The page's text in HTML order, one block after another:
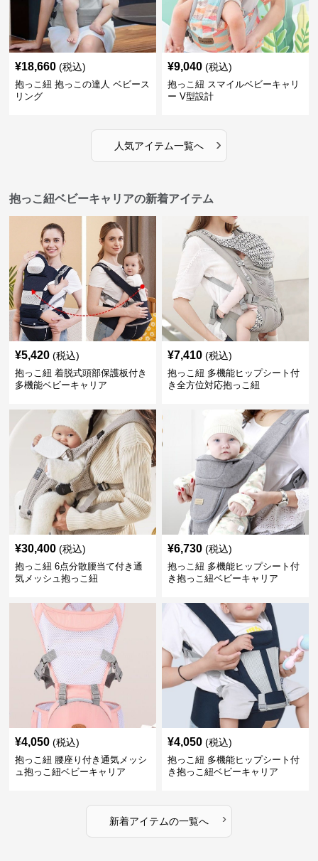
¥18,660 (税込)
抱っこ紐 抱っこの達人 ベビース
リング
¥9,040 (税込)
抱っこ紐 スマイルベビーキャリ
ー V型設計
人気アイテム一覧へ ›
抱っこ紐ベビーキャリアの新着アイテム
¥5,420 (税込)
抱っこ紐 着脱式頭部保護板付き
多機能ベビーキャリア
¥7,410 (税込)
抱っこ紐 多機能ヒップシート付
き全方位対応抱っこ紐
¥30,400 (税込)
抱っこ紐 6点分散腰当て付き通
気メッシュ抱っこ紐
¥6,730 (税込)
抱っこ紐 多機能ヒップシート付
き抱っこ紐ベビーキャリア
¥4,050 (税込)
抱っこ紐 腰座り付き通気メッシ
ュ抱っこ紐ベビーキャリア
¥4,050 (税込)
抱っこ紐 多機能ヒップシート付
き抱っこ紐ベビーキャリア
新着アイテムの一覧へ ›